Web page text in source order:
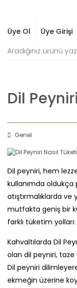
Üye Ol Üye Girişi
Dil
Genel
Dil peyniri, hem
kullanımda oldukça
atıştırmalıklarda
mutfakta geniş bir
farklı tüketim yolları:
Kahvaltılarda Dil
olan dil peyniri,
Dil peyniri
ekmeğin üzerine